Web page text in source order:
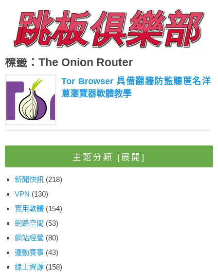
標籤：The Onion Router
Tor Browser 具備翻牆防監聽匿名洋
蔥瀏覽器軟體教學
主題分類 [展開]
新聞快訊 (218)
VPN (130)
實用軟體 (154)
網路空間 (53)
網站經營 (80)
運動賽事 (43)
線上資源 (158)